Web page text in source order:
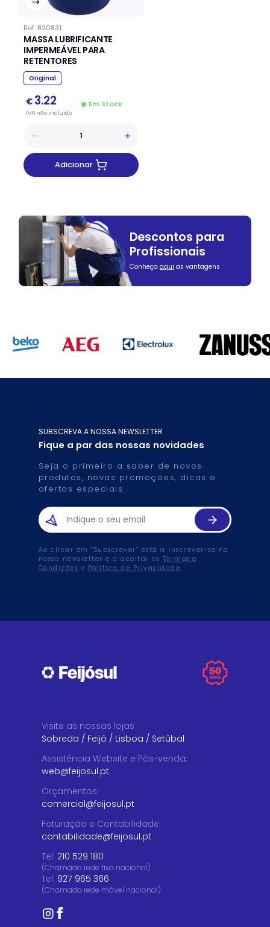
Ref. 820831
MASSA LUBRIFICANTE
IMPERMEÁVEL PARA
RETENTORES
Original
€ 3.22
IVA nãoincluído
Em Stock
Adicionar
Descontos para
Profissionais
Conheça aqui as vantagens
SUBSCREVA A NOSSA NEWSLETTER
Fique a par das nossas novidades
Seja o primeiro a saber de novos
produtos, novas promoções, dicas e
ofertas especiais.
Ao clicar em “Subscrever” está a inscrever-se na
nossa newsletter e a aceitar os Termos e
Condições e Política de Privacidade.
Visite as nossas lojas
Sobreda / Feijó / Lisboa / Setúbal
Assistência Website e Pós-venda:
web@feijosul.pt
Orçamentos:
comercial@feijosul.pt
Faturação e Contabilidade:
contabilidade@feijosul.pt
Tel: 210 529 180
(Chamada rede fixa nacional)
Tel: 927 965 366
(Chamada rede móvel nacional)